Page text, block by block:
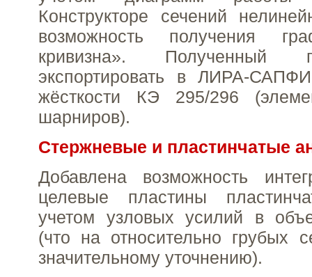
Конструкторе сечений
возможность получения
кривизна». Полученный
экспортировать в ЛИРА-
жёсткости КЭ 295/296
шарниров).
Стержневые и пластинчатые
Добавлена возможность
целевые пластины
учетом узловых усилий в
(что на относительно грубых
значительному уточнению).